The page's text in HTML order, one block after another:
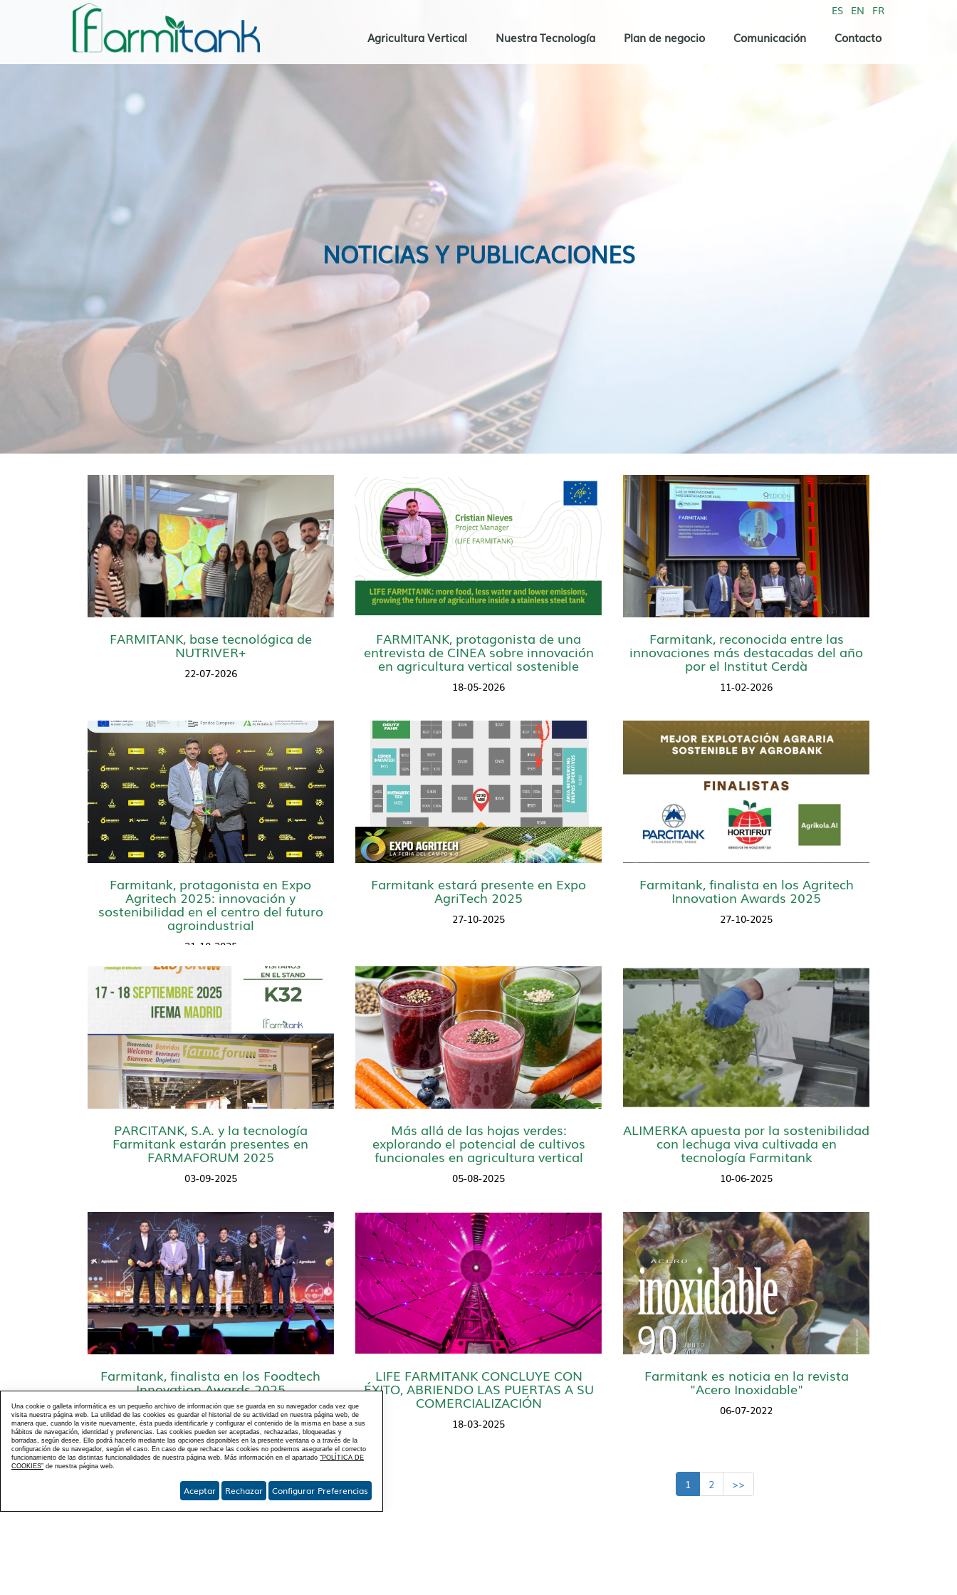
ES EN FR
Agricultura Vertical Nuestra Tecnología Plan de negocio Comunicación Contacto
NOTICIAS Y PUBLICACIONES
FARMITANK, base tecnológica de
NUTRIVER+
22-07-2026
FARMITANK, protagonista de una
entrevista de CINEA sobre innovación
en agricultura vertical sostenible
18-05-2026
Farmitank, reconocida entre las
innovaciones más destacadas del año
por el Institut Cerdà
11-02-2026
Farmitank, protagonista en Expo
Agritech 2025: innovación y
sostenibilidad en el centro del futuro
agroindustrial
31-10-2025
Farmitank estará presente en Expo
AgriTech 2025
27-10-2025
Farmitank, finalista en los Agritech
Innovation Awards 2025
27-10-2025
PARCITANK, S.A. y la tecnología
Farmitank estarán presentes en
FARMAFORUM 2025
03-09-2025
Más allá de las hojas verdes:
explorando el potencial de cultivos
funcionales en agricultura vertical
05-08-2025
ALIMERKA apuesta por la sostenibilidad
con lechuga viva cultivada en
tecnología Farmitank
10-06-2025
Farmitank, finalista en los Foodtech
Innovation Awards 2025
19-05-2025
LIFE FARMITANK CONCLUYE CON
ÉXITO, ABRIENDO LAS PUERTAS A SU
COMERCIALIZACIÓN
18-03-2025
Farmitank es noticia en la revista
"Acero Inoxidable"
06-07-2022
1 2 >>
Una cookie o galleta informática es un pequeño archivo de información que se guarda en su navegador cada vez que
visita nuestra página web. La utilidad de las cookies es guardar el historial de su actividad en nuestra página web, de
manera que, cuando la visite nuevamente, ésta pueda identificarle y configurar el contenido de la misma en base a sus
hábitos de navegación, identidad y preferencias. Las cookies pueden ser aceptadas, rechazadas, bloqueadas y
borradas, según desee. Ello podrá hacerlo mediante las opciones disponibles en la presente ventana o a través de la
configuración de su navegador, según el caso. En caso de que rechace las cookies no podremos asegurarle el correcto
funcionamiento de las distintas funcionalidades de nuestra página web. Más información en el apartado “POLÍTICA DE
COOKIES” de nuestra página web.
Aceptar Rechazar Configurar Preferencias